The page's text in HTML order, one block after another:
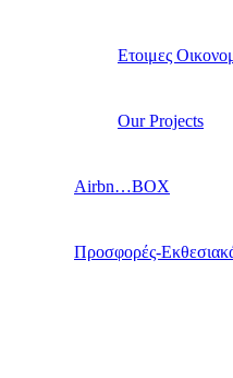
Ετοιμες
Our Projects
Airbn…BOX
Προσφορές-